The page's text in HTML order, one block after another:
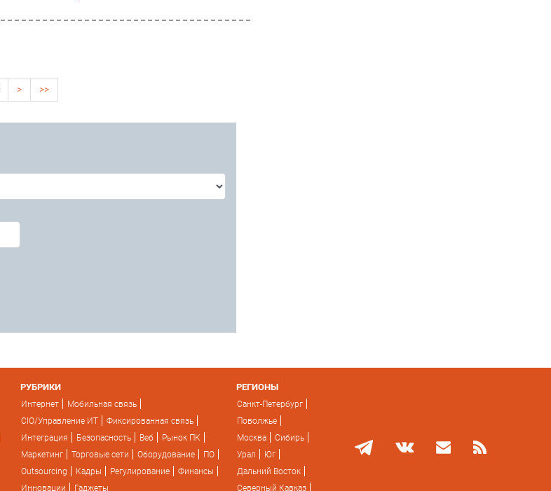
> >>
РУБРИКИ
Интернет
Мобильная связь
CIO/Управление ИТ
Фиксированная связь
Интеграция
Безопасность Веб
Рынок ПК
Маркетинг
Торговые сети Оборудование
ПО
Outsourcing
Кадры Регулирование
Финансы
Инновации
Гаджеты
РЕГИОНЫ
Санкт-Петербург
Поволжье
Москва
Сибирь
Урал
Юг
Дальний Восток
Северный Кавказ